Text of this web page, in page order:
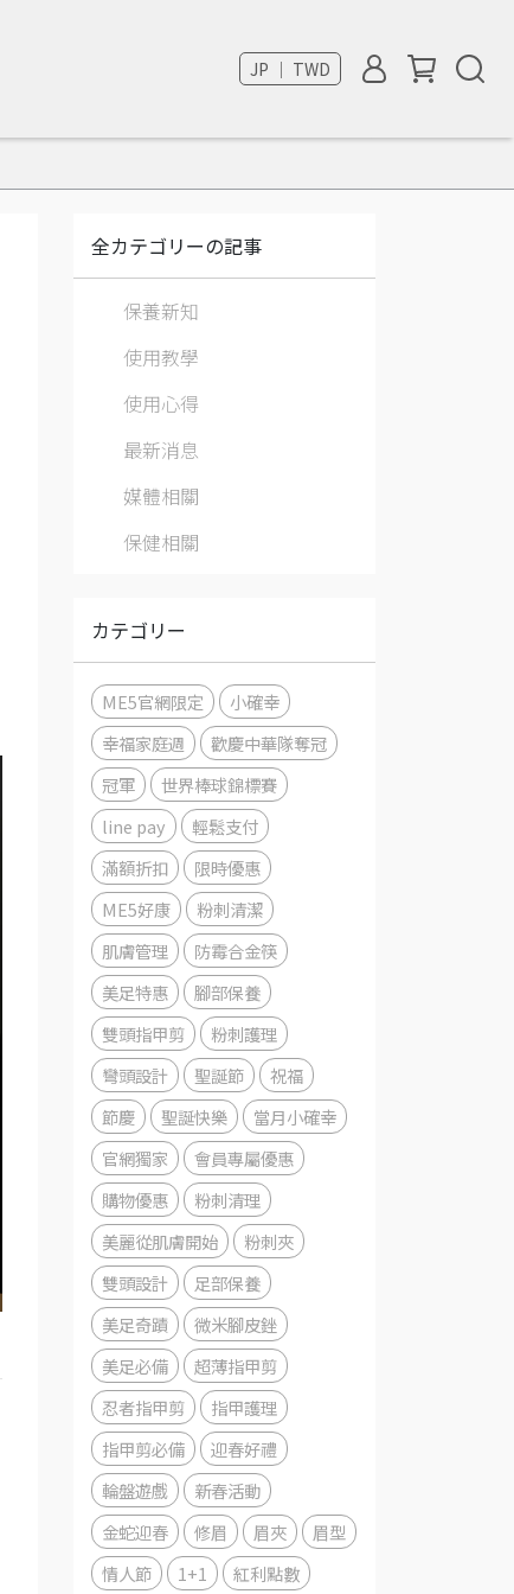
JP ｜ TWD
全カテゴリーの記事
保養新知
使用教學
使用心得
最新消息
媒體相關
保健相關
カテゴリー
ME5官網限定
小確幸
幸福家庭週
歡慶中華隊奪冠
冠軍
世界棒球錦標賽
line pay
輕鬆支付
滿額折扣
限時優惠
ME5好康
粉刺清潔
肌膚管理
防霉合金筷
美足特惠
腳部保養
雙頭指甲剪
粉刺護理
彎頭設計
聖誕節
祝福
節慶
聖誕快樂
當月小確幸
官網獨家
會員專屬優惠
購物優惠
粉刺清理
美麗從肌膚開始
粉刺夾
雙頭設計
足部保養
美足奇蹟
微米腳皮銼
美足必備
超薄指甲剪
忍者指甲剪
指甲護理
指甲剪必備
迎春好禮
輪盤遊戲
新春活動
金蛇迎春
修眉 眉夾
眉型
情人節
1+1 紅利點數